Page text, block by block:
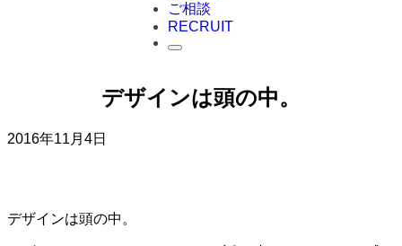
ご相談
RECRUIT
デザインは頭の中。
2016年11月4日
デザインは頭の中。